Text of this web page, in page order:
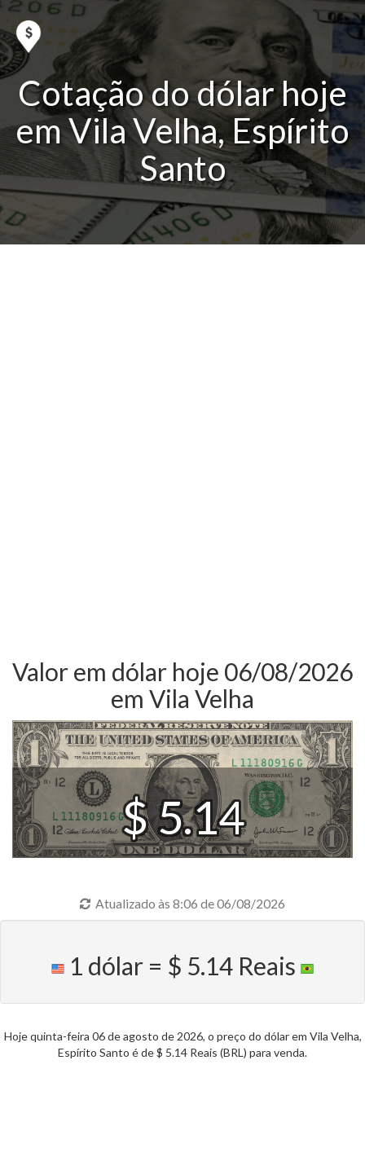
Cotação do dólar hoje
em Vila Velha, Espírito
Santo
Valor em dólar hoje 06/08/2026
em Vila Velha
$ 5.14
Atualizado às 8:06 de 06/08/2026
1 dólar = $ 5.14 Reais
Hoje quinta-feira 06 de agosto de 2026, o preço do dólar em Vila Velha,
Espírito Santo é de $ 5.14 Reais (BRL) para venda.